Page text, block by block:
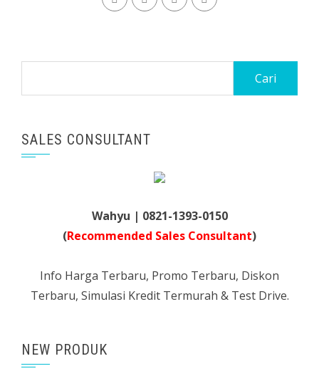
SALES CONSULTANT
Wahyu | 0821-1393-0150
(Recommended Sales Consultant)
Info Harga Terbaru, Promo Terbaru, Diskon
Terbaru, Simulasi Kredit Termurah & Test Drive.
NEW PRODUK